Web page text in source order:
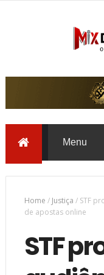
Home / Justiça / STF
de apostas online
STF